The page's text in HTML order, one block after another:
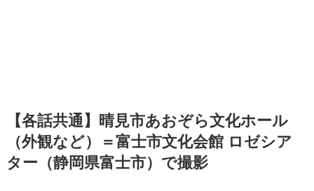
【各話共通】晴見市あおぞら文化ホール
（外観など）＝富士市文化会館 ロゼシア
ター（静岡県富士市）で撮影